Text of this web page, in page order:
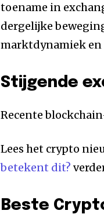
toename in
dergelijke
marktdynamiek
Stijgende
Recente
Lees het crypto
betekent dit?
Beste